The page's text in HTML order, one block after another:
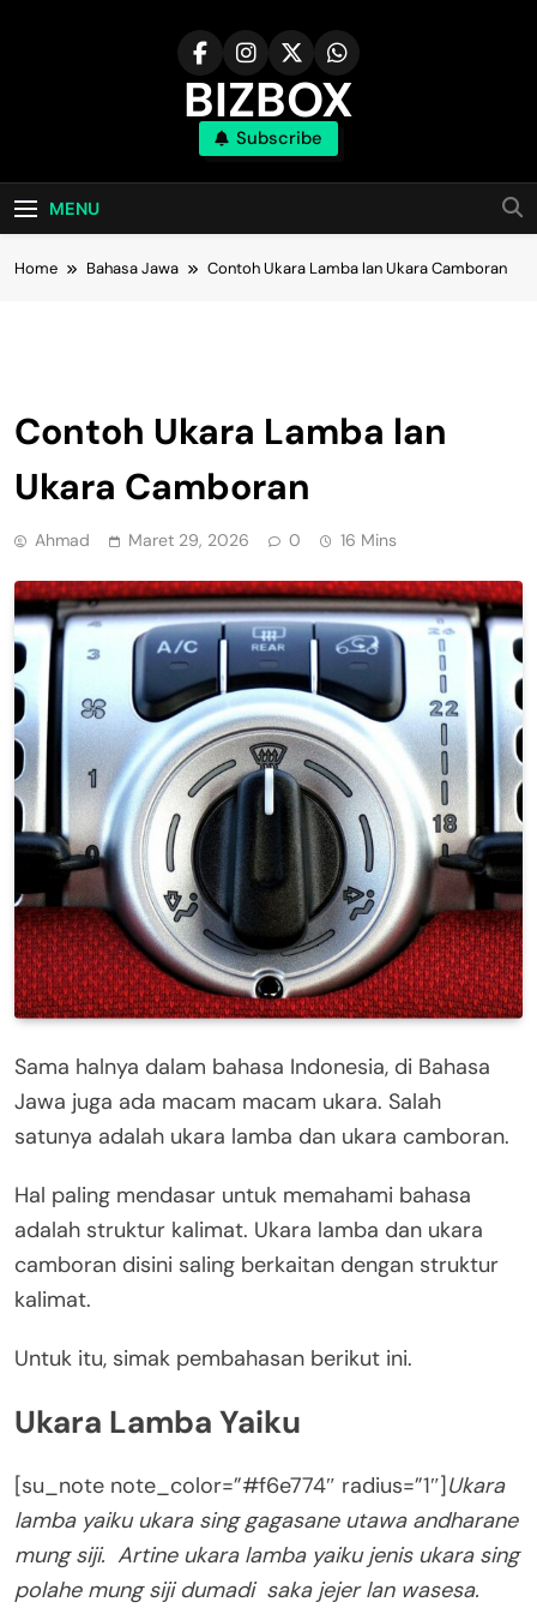
BIZBOX
Bizbox – Media Informasi Terkini
Subscribe
MENU
Home Bahasa Jawa Contoh Ukara Lamba lan Ukara Camboran
Contoh Ukara Lamba lan
Ukara Camboran
Ahmad Maret 29, 2026 0 16 Mins
Sama halnya dalam bahasa Indonesia, di Bahasa
Jawa juga ada macam macam ukara. Salah
satunya adalah ukara lamba dan ukara camboran.
Hal paling mendasar untuk memahami bahasa
adalah struktur kalimat. Ukara lamba dan ukara
camboran disini saling berkaitan dengan struktur
kalimat.
Untuk itu, simak pembahasan berikut ini.
Ukara Lamba Yaiku
[su_note note_color=”#f6e774″ radius=”1″]Ukara
lamba yaiku ukara sing gagasane utawa andharane
mung siji. Artine ukara lamba yaiku jenis ukara sing
polahe mung siji dumadi saka jejer lan wasesa.